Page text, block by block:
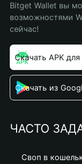
Bitget Wallet вы
возможностями
сейчас!
Скачать APK
Скачать из
ЧАСТО
Своп в